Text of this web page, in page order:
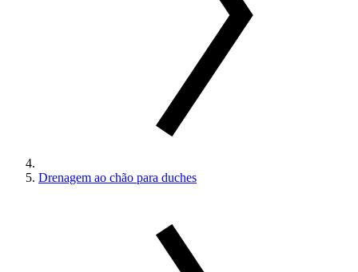
Drenagem ao chão para duches